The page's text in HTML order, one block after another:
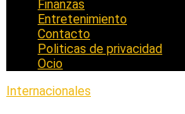
Finanzas
Entretenimiento
Contacto
Politicas de privacidad
Ocio
Internacionales